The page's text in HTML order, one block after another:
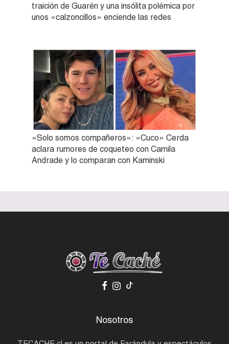
traición de Guarén y una insólita polémica por
unos «calzoncillos» enciende las redes
«Solo somos compañeros»: «Cuco» Cerda
aclara rumores de coqueteo con Camila
Andrade y lo comparan con Kaminski
Nosotros